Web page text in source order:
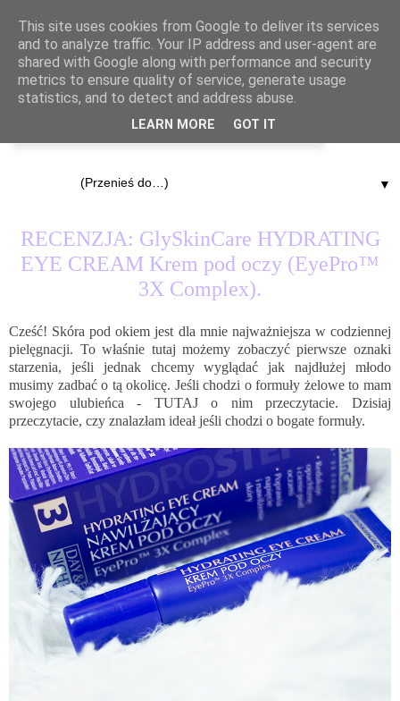
▼
RECENZJA: GlySkinCare HYDRATING
EYE CREAM Krem pod oczy (EyePro™
3X Complex).
Cześć! Skóra pod okiem jest dla mnie najważniejsza w codziennej
pielęgnacji. To właśnie tutaj możemy zobaczyć pierwsze oznaki
starzenia, jeśli jednak chcemy wyglądać jak najdłużej młodo
musimy zadbać o tą okolicę. Jeśli chodzi o formuły żelowe to mam
swojego ulubieńca - TUTAJo nim przeczytacie. Dzisiaj
przeczytacie, czy znalazłam ideał jeśli chodzi o bogate formuły.
This site uses cookies from Google to deliver its services
and to analyze traffic. Your IP address and user-agent are
shared with Google along with performance and security
metrics to ensure quality of service, generate usage
statistics, and to detect and address abuse.
LEARN MORE GOT IT